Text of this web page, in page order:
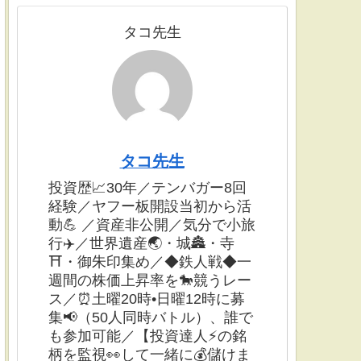
タコ先生
タコ先生
投資歴📈30年／テンバガー8回
経験／ヤフー板開設当初から活
動💪 ／資産非公開／気分で小旅
行✈️／世界遺産🌏・城🏯・寺
⛩・御朱印集め／◆鉄人戦◆一
週間の株価上昇率を🐎競うレー
ス／⏰土曜20時•日曜12時に募
集📢（50人同時バトル）、誰で
も参加可能／【投資達人⚡️の銘
柄を監視👀して一緒に💰儲けま